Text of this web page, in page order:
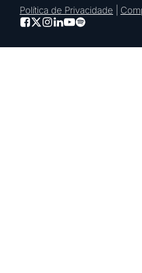
Política de Privacidade